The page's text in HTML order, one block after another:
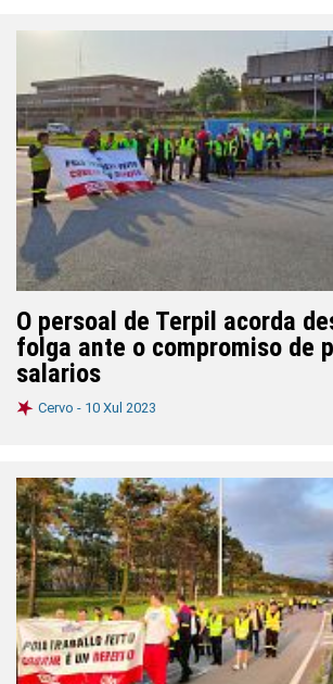
O persoal de Terpil acorda
folga ante o compromiso de
salarios
Cervo - 10 Xul 2023